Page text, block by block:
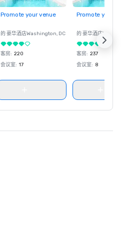
Promote your venue
的 豪华酒店Washington, DC
客房: 220
会议室: 17
Promote your
的 豪华酒店
客房: 237
会议室: 8